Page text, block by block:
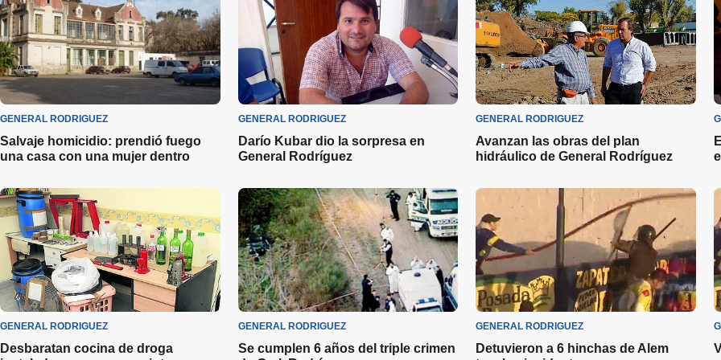
GENERAL RODRIGUEZ
Salvaje homicidio: prendió fuego
una casa con una mujer dentro
GENERAL RODRIGUEZ
Darío Kubar dio la sorpresa en
General Rodríguez
GENERAL RODRIGUEZ
Avanzan las obras del plan
hidráulico de General Rodríguez
GENERAL RODRIGUEZ
Desbaratan cocina de droga
GENERAL RODRIGUEZ
Se cumplen 6 años del triple crimen
GENERAL RODRIGUEZ
Detuvieron a 6 hinchas de Alem